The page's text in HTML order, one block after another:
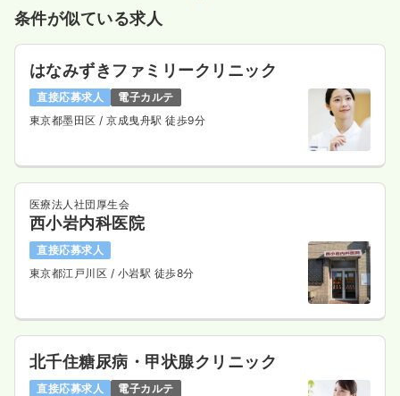
条件が似ている求人
はなみずきファミリークリニック
直接応募求人
電子カルテ
東京都墨田区 / 京成曳舟駅 徒歩9分
医療法人社団厚生会
西小岩内科医院
直接応募求人
東京都江戸川区 / 小岩駅 徒歩8分
北千住糖尿病・甲状腺クリニック
直接応募求人
電子カルテ